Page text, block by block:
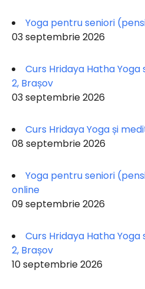
Yoga pentru seniori
03 septembrie 2026
Curs Hridaya Hatha
2, Brașov
03 septembrie 2026
Curs Hridaya Yoga și
08 septembrie 2026
Yoga pentru seniori
online
09 septembrie 2026
Curs Hridaya Hatha
2, Brașov
10 septembrie 2026